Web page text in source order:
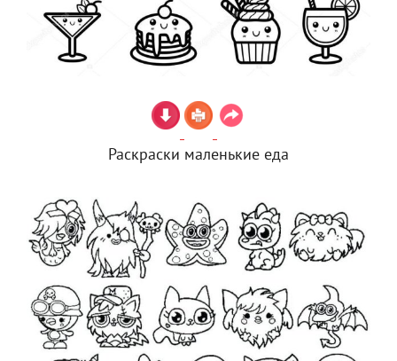
Раскраски маленькие еда